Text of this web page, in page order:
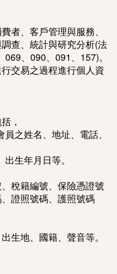
者、客戶管理與服務、
查、統計與研究分析(法
、090、091、157)。
交易之過程進行個人資
，
之姓名、地址、電話、
生年月日等。
稅籍編號、保險憑證號
證照號碼、護照號碼
生地、國籍、聲音等。